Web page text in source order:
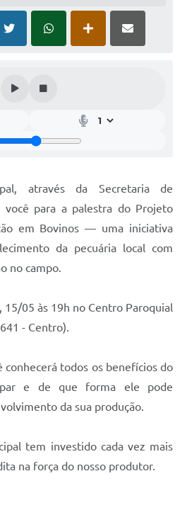
através da Secretaria de
você para a palestra do Projeto
em Bovinos — uma iniciativa
da pecuária local com
no campo.
05 às 19h no Centro Paroquial
- Centro).
conhecerá todos os benefícios do
e de que forma ele pode
da sua produção.
tem investido cada vez mais
na força do nosso produtor.